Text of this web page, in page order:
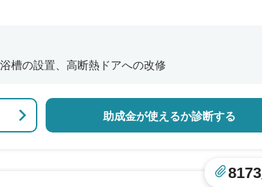
槽の設置、高断熱ドアへの改修
助成金が使えるか診断する
8173